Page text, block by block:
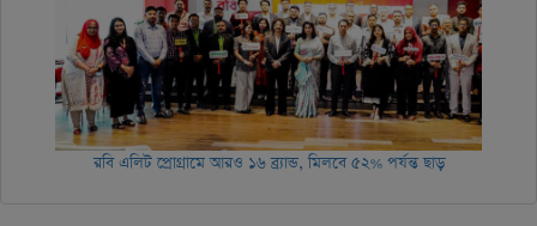
রবি এলিট প্রোগ্রামে আরও ১৬ ব্র্যান্ড, মিলবে ৫২% পর্যন্ত ছাড়